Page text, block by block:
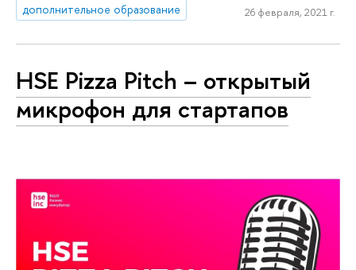
дополнительное образование
26 февраля, 2021 г.
HSE Pizza Pitch – открытый
микрофон для стартапов